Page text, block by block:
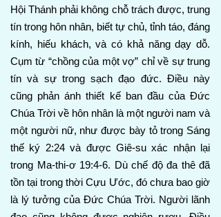
Hội Thánh phải không chỗ trách được, trung
tín trong hôn nhân, biết tự chủ, tỉnh táo, đáng
kính, hiếu khách, và có khả năng dạy dỗ.
Cụm từ “chồng của một vợ” chỉ về sự trung
tín và sự trong sạch đạo đức. Điều này
cũng phản ánh thiết kế ban đầu của Đức
Chúa Trời về hôn nhân là một người nam và
một người nữ, như được bày tỏ trong Sáng
thế ký 2:24 và được Giê-su xác nhận lại
trong Ma-thi-ơ 19:4-6. Dù chế độ đa thê đã
tồn tại trong thời Cựu Ước, đó chưa bao giờ
là lý tưởng của Đức Chúa Trời. Người lãnh